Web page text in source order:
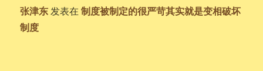
张津东 发表在制度被制定的很严苛其实就是变相破坏
制度